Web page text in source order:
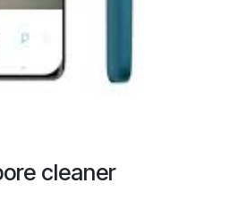
cleaner